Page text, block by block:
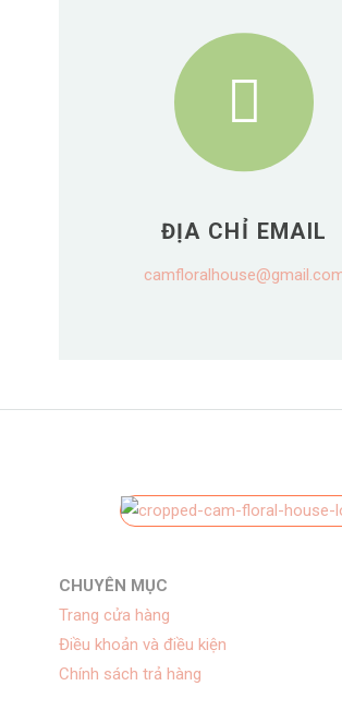
ĐỊA CHỈ EMAIL
CHUYÊN MỤC
Trang cửa hàng
Điều khoản và điều kiện
Chính sách trả hàng